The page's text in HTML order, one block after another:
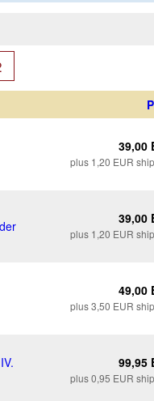
39,00
plus 1,20 EUR
39,00
plus 1,20 EUR
49,00
plus 3,50 EUR
99,95
plus 0,95 EUR